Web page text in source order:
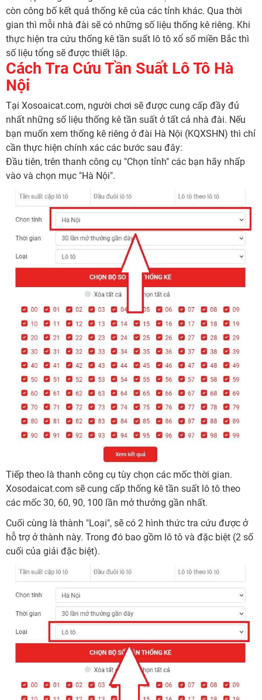
còn công bố kết quả thống kê của các tỉnh khác. Qua thời
gian thì mỗi nhà đài sẽ có những số liệu thống kê riêng. Khi
thực hiện tra cứu thống kê tần suất lô tô xổ số miền Bắc thì
số liệu tổng sẽ được thiết lập.
Cách Tra Cứu Tần Suất Lô Tô Hà
Nội
Tại Xosoaicat.com, người chơi sẽ được cung cấp đầy đủ
nhất những số liệu thống kê tần suất ở tất cả nhà đài. Nếu
bạn muốn xem thống kê riêng ở đài Hà Nội (KQXSHN) thì chỉ
cần thực hiện chính xác các bước sau đây:
Đầu tiên, trên thanh công cụ "Chọn tỉnh" các bạn hãy nhấp
vào và chọn mục "Hà Nội".
Tiếp theo là thanh công cụ tùy chọn các mốc thời gian.
Xosodaicat.com sẽ cung cấp thống kê tần suất lô tô theo
các mốc 30, 60, 90, 100 lần mở thưởng gần nhất.
Cuối cùng là thành "Loại", sẽ có 2 hình thức tra cứu được ở
hỗ trợ ở thành này. Trong đó bao gồm lô tô và đặc biệt (2 số
cuối của giải đặc biệt).